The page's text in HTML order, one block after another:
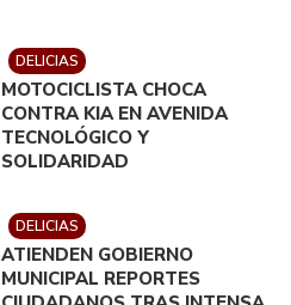
DELICIAS
MOTOCICLISTA CHOCA
CONTRA KIA EN AVENIDA
TECNOLÓGICO Y
SOLIDARIDAD
DELICIAS
ATIENDEN GOBIERNO
MUNICIPAL REPORTES